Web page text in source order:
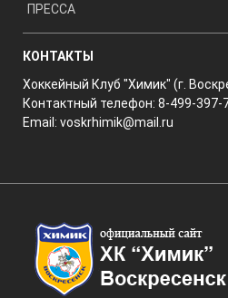
ПРЕССА
КОНТАКТЫ
Хоккейный Клуб "Химик" (г.
Контактный телефон: 8-499-397-
Email: voskrhimik@mail.ru